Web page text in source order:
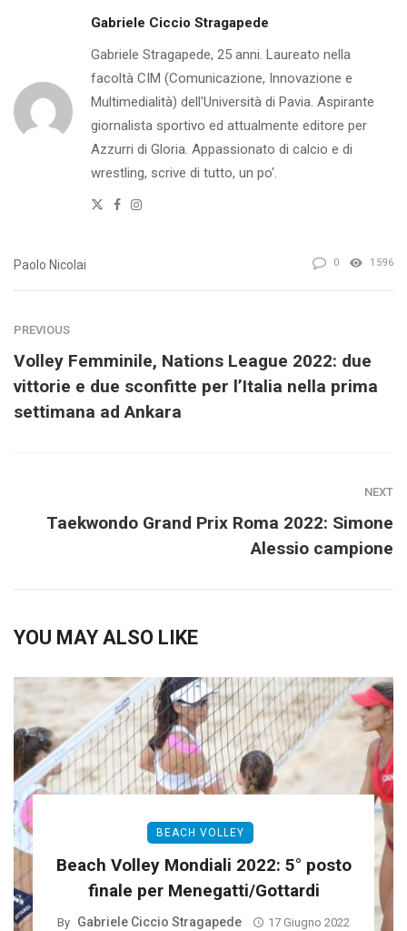
Gabriele Ciccio Stragapede
Gabriele Stragapede, 25 anni. Laureato nella
facoltà CIM (Comunicazione, Innovazione e
Multimedialità) dell'Università di Pavia. Aspirante
giornalista sportivo ed attualmente editore per
Azzurri di Gloria. Appassionato di calcio e di
wrestling, scrive di tutto, un po'.
Twitter
Facebook
Instagram
Paolo Nicolai 0 1596
PREVIOUS
Volley Femminile, Nations League 2022: due
vittorie e due sconfitte per l’Italia nella prima
settimana ad Ankara
NEXT
Taekwondo Grand Prix Roma 2022: Simone
Alessio campione
YOU MAY ALSO LIKE
BEACH VOLLEY
Beach Volley Mondiali 2022: 5° posto
finale per Menegatti/Gottardi
By Gabriele Ciccio Stragapede 17 Giugno 2022